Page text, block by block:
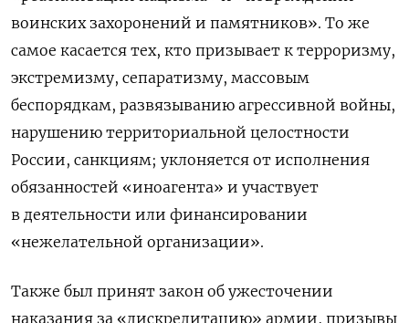
воинских захоронений и памятников». То же
самое касается тех, кто призывает к терроризму,
экстремизму, сепаратизму, массовым
беспорядкам, развязыванию агрессивной войны,
нарушению территориальной целостности
России, санкциям; уклоняется от исполнения
обязанностей «иноагента» и участвует
в деятельности или финансировании
«нежелательной организации».
Также был принят закон об ужесточении
наказания за «дискредитацию» армии, призывы